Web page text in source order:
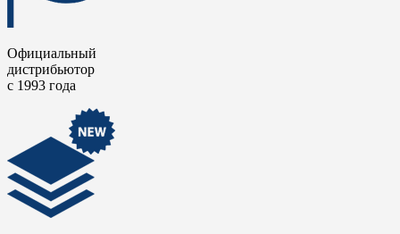
Официальный
дистрибьютор
с 1993 года